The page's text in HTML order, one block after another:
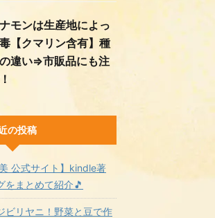
モンは生産地によっ
【クマリン含有】種
違い⇒市販品にも注
の投稿
公式サイト】kindle著
をまとめて紹介🎵
ビリヤニ！野菜と豆で作